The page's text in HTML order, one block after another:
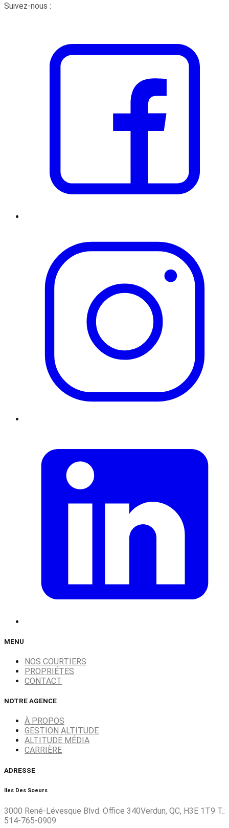
Suivez-nous :
MENU
NOS COURTIERS
PROPRIÉTES
CONTACT
NOTRE AGENCE
À PROPOS
GESTION ALTITUDE
ALTITUDE MÉDIA
CARRIÈRE
ADRESSE
Iles Des Soeurs
3000 René-Lévesque Blvd. Office 340Verdun, QC, H3E 1T9 T.:
514-765-0909